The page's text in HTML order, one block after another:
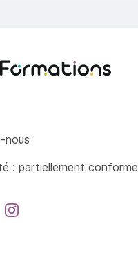
nous
: partiellement conforme